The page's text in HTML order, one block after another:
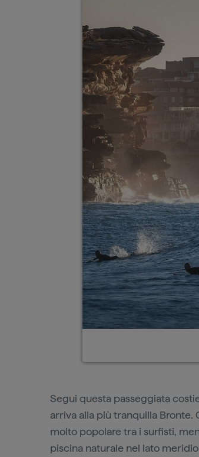
Segui questa passeggiata
arriva alla più tranquilla Bronte.
molto popolare tra i surfisti,
piscina naturale nel lato